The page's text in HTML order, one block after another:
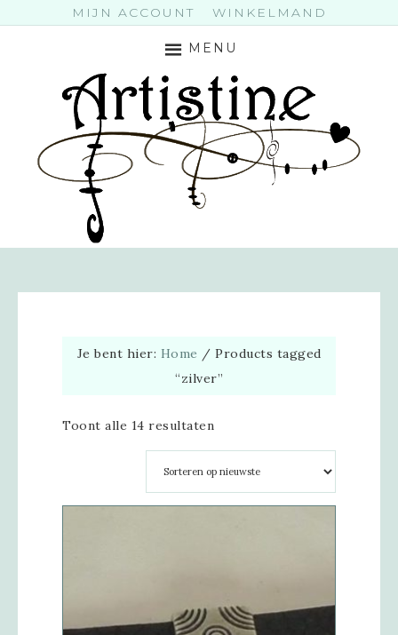
MIJN ACCOUNT WINKELMAND
MENU
Je bent hier: Home / Products tagged
“zilver”
Toont alle 14 resultaten